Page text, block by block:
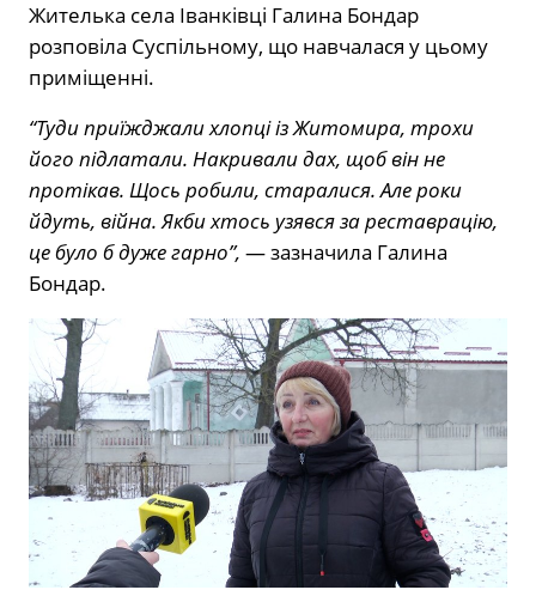
Жителька села Іванківці Галина Бондар
розповіла Суспільному, що навчалася у цьому
приміщенні.
“Туди приїжджали хлопці із Житомира, трохи
його підлатали. Накривали дах, щоб він не
протікав. Щось робили, старалися. Але роки
йдуть, війна. Якби хтось узявся за реставрацію,
це було б дуже гарно”, — зазначила Галина
Бондар.